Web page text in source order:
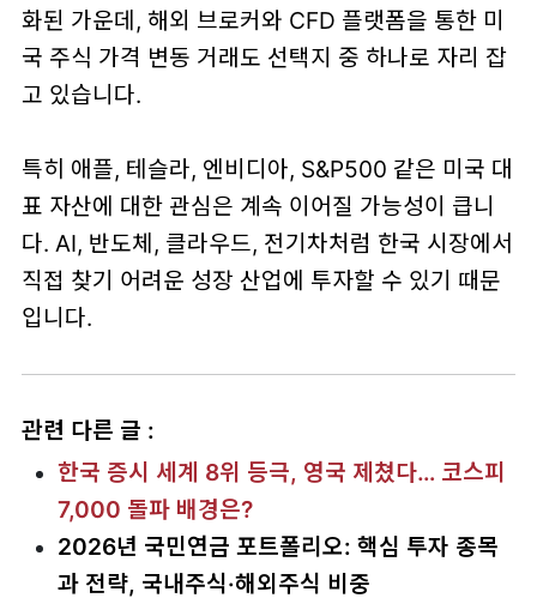
화된 가운데, 해외 브로커와 CFD 플랫폼을 통한 미
국 주식 가격 변동 거래도 선택지 중 하나로 자리 잡
고 있습니다.
특히 애플, 테슬라, 엔비디아, S&P500 같은 미국 대
표 자산에 대한 관심은 계속 이어질 가능성이 큽니
다. AI, 반도체, 클라우드, 전기차처럼 한국 시장에서
직접 찾기 어려운 성장 산업에 투자할 수 있기 때문
입니다.
관련 다른 글 :
한국 증시 세계 8위 등극, 영국 제쳤다… 코스피
7,000 돌파 배경은?
2026년 국민연금 포트폴리오: 핵심 투자 종목
과 전략, 국내주식·해외주식 비중